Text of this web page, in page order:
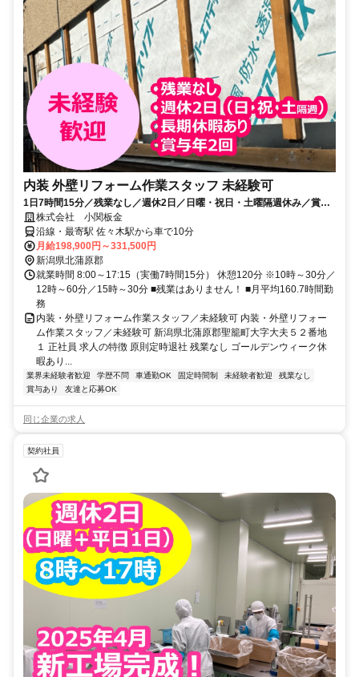
内装 外壁リフォーム作業スタッフ 未経験可
1日7時間15分／残業なし／週休2日／日曜・祝日・土曜隔週休み／賞与
年2回／未経験歓迎／独立支援制度あり
株式会社 小関板金
沿線・最寄駅 佐々木駅から車で10分
月給198,900円～331,500円
新潟県北蒲原郡
就業時間 8:00～17:15（実働7時間15分） 休憩120分 ※10時～30分／
12時～60分／15時～30分 ■残業はありません！ ■月平均160.7時間勤
務
内装・外壁リフォーム作業スタッフ／未経験可 内装・外壁リフォー
ム作業スタッフ／未経験可 新潟県北蒲原郡聖籠町大字大夫５２番地
１ 正社員 求人の特徴 原則定時退社 残業なし ゴールデンウィーク休
暇あり...
業界未経験者歓迎 学歴不問 車通勤OK 固定時間制 未経験者歓迎
残業なし
賞与あり
友達と応募OK
同じ企業の求人
契約社員